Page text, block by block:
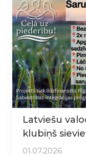
Latviešu
klubiņš
01.07.2026